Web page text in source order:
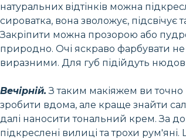
натуральних відтінків можна
сироватка, вона зволожує, підсвічує
Закріпити можна прозорою або
природно. Очі яскраво фарбувати
виразними. Для губ підійдуть
Вечірній. З таким макіяжем ви точно
зробити вдома, але краще знайти
далі наносити тональний крем. За
підкреслені вилиці та трохи